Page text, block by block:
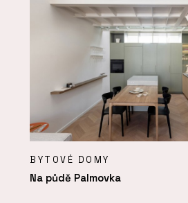
BYTOVÉ DOMY
Na půdě Palmovka